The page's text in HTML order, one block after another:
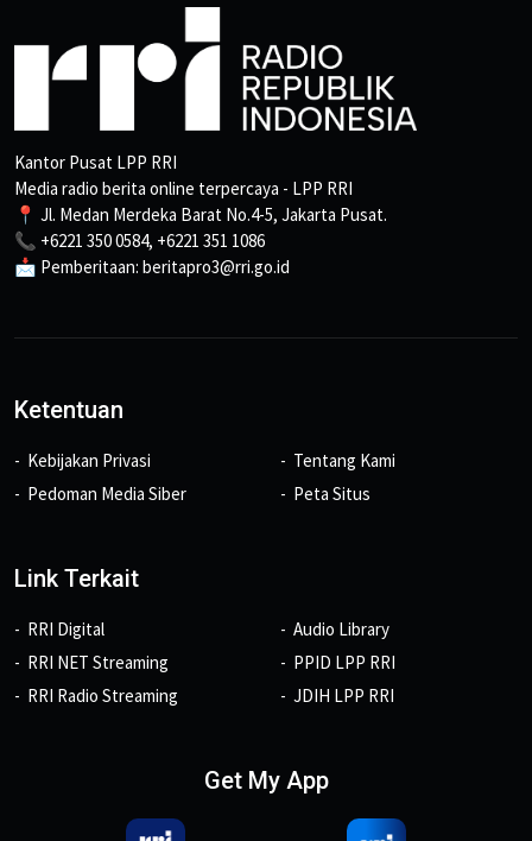
Kantor Pusat LPP RRI
Media radio berita online terpercaya - LPP RRI
📍 Jl. Medan Merdeka Barat No.4-5, Jakarta Pusat.
📞 +6221 350 0584, +6221 351 1086
📩 Pemberitaan: beritapro3@rri.go.id
Ketentuan
Kebijakan Privasi
Pedoman Media Siber
Tentang Kami
Peta Situs
Link Terkait
RRI Digital
RRI NET Streaming
RRI Radio Streaming
Audio Library
PPID LPP RRI
JDIH LPP RRI
Get My App